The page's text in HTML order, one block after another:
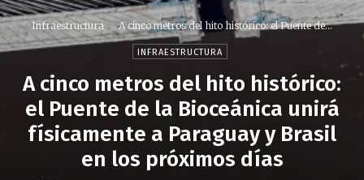
Infraestructura A cinco metros del hito histórico: el Puente de...
INFRAESTRUCTURA
A cinco metros del hito histórico:
el Puente de la Bioceánica unirá
físicamente a Paraguay y Brasil
en los próximos días